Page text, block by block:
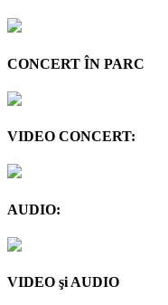
CONCERT ÎN PARC
VIDEO CONCERT:
AUDIO:
VIDEO şi AUDIO